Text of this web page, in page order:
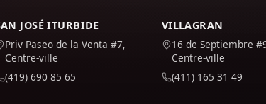
JOSÉ ITURBIDE
Priv Paseo de la Venta #7,
Centre-ville
(419) 690 85 65
VILLAGRAN
16 de Septiembre
Centre-ville
(411) 165 31 49